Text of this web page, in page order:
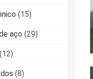
(15)
aço (29)
(12)
(8)